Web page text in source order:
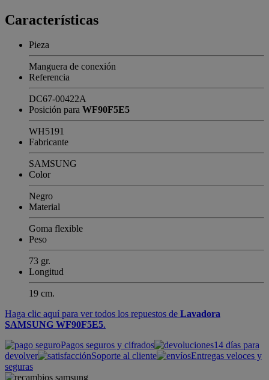
Características
Pieza
Manguera de conexión
Referencia
DC67-00422A
Posición para WF90F5E5
WH5191
Fabricante
SAMSUNG
Color
Negro
Material
Goma flexible
Peso
73 gr.
Longitud
19 cm.
Haga clic aquí para ver todos los repuestos de Lavadora
SAMSUNG WF90F5E5.
Pagos seguros y cifrados
14 días para
devolver
Soporte al cliente
Entregas veloces y
seguras